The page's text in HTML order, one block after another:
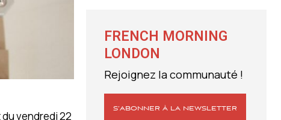
vendredi 22
FRENCH MORNING
LONDON
Rejoignez la communauté !
S’ABONNER À LA NEWSLETTER